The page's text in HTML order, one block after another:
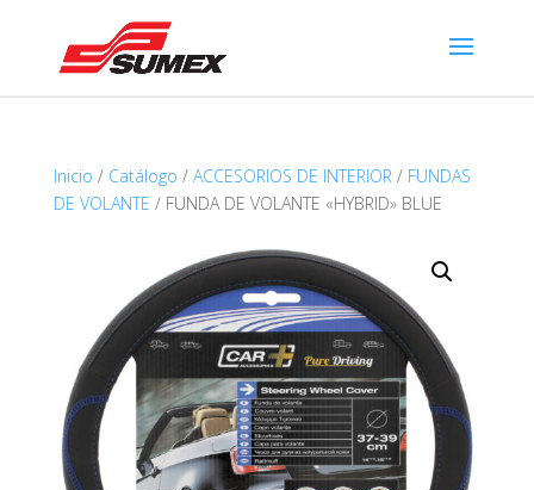
Inicio / Catálogo / ACCESORIOS DE INTERIOR/ FUNDAS
DE VOLANTE / FUNDA DE VOLANTE «HYBRID» BLUE